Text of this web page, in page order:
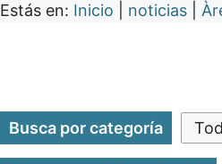
Estás en: Inicio noticias
Busca por categoría